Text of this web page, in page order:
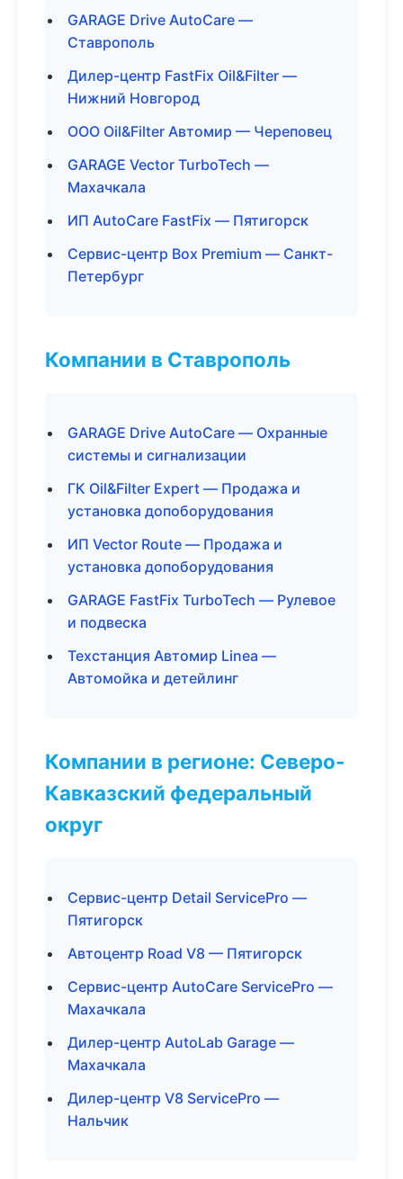
GARAGE Drive AutoCare —
Ставрополь
Дилер-центр FastFix Oil&Filter —
Нижний Новгород
ООО Oil&Filter Автомир — Череповец
GARAGE Vector TurboTech —
Махачкала
ИП AutoCare FastFix — Пятигорск
Сервис-центр Box Premium — Санкт-
Петербург
Компании в Ставрополь
GARAGE Drive AutoCare — Охранные
системы и сигнализации
ГК Oil&Filter Expert — Продажа и
установка допоборудования
ИП Vector Route — Продажа и
установка допоборудования
GARAGE FastFix TurboTech — Рулевое
и подвеска
Техстанция Автомир Linea —
Автомойка и детейлинг
Компании в регионе: Северо-
Кавказский федеральный
округ
Сервис-центр Detail ServicePro —
Пятигорск
Автоцентр Road V8 — Пятигорск
Сервис-центр AutoCare ServicePro —
Махачкала
Дилер-центр AutoLab Garage —
Махачкала
Дилер-центр V8 ServicePro —
Нальчик